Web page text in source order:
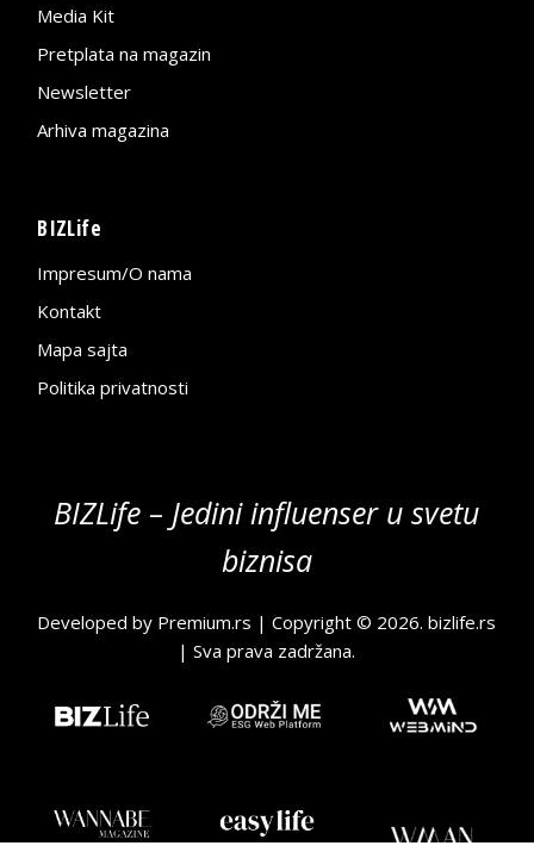
Media Kit
Pretplata na magazin
Newsletter
Arhiva magazina
BIZLife
Impresum/O nama
Kontakt
Mapa sajta
Politika privatnosti
BIZLife – Jedini influenser u svetu
biznisa
Developed by Premium.rs | Copyright © 2026.bizlife.rs
| Sva prava zadržana.